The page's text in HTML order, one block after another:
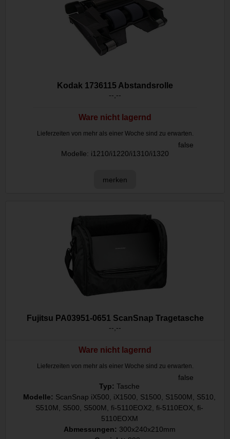
Kodak 1736115 Abstandsrolle
--,--
Modelle: i1210/i1220/i1310/i1320
merken
Ware nicht lagernd
Lieferzeiten von mehr als einer Woche sind zu erwarten.
false
Fujitsu PA03951-0651 ScanSnap Tragetasche
--,--
Typ:Tasche
Modelle: ScanSnap iX500, iX1500, S1500, S1500M, S510,
S510M, S500, S500M, fi-5110EOX2, fi-5110EOX, fi-
5110EOXM
Abmessungen: 300x240x210mm
Ware nicht lagernd
Lieferzeiten von mehr als einer Woche sind zu erwarten.
false